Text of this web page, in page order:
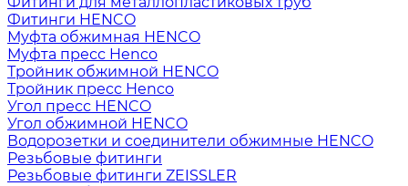
Фитинги HENCO
Муфта обжимная HENCO
Муфта пресс Henco
Тройник обжимной HENCO
Тройник пресс Henco
Угол пресс HENCO
Угол обжимной HENCO
Водорозетки и соединители обжимные HENCO
Резьбовые фитинги
Резьбовые фитинги ZEISSLER